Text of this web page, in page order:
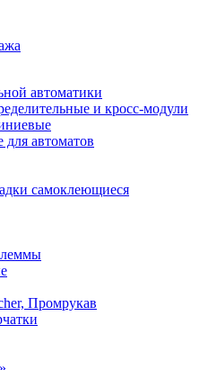
автоматики
и кросс-модули
автоматов
самоклеющиеся
Промрукав